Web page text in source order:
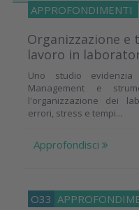
APPROFONDIMENTI
Organizzazione e
lavoro in
Uno studio
Management e
l'organizzazione dei
errori, stress e tempi...
Approfondisci
O33